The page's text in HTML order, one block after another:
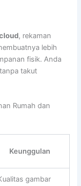
, rekaman
lebih
fisik. Anda
takut
Rumah dan
Keunggulan
gambar